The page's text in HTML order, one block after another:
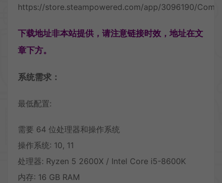
https://store.steampowered.com/app/3096190/
下载地址非本站提供，请注意链接时效，地址在文
章下方。
系统需求：
最低配置:
需要 64 位处理器和操作系统
操作系统: 10, 11
处理器: Ryzen 5 2600X / Intel Core i5-8600K
内存: 16 GB RAM